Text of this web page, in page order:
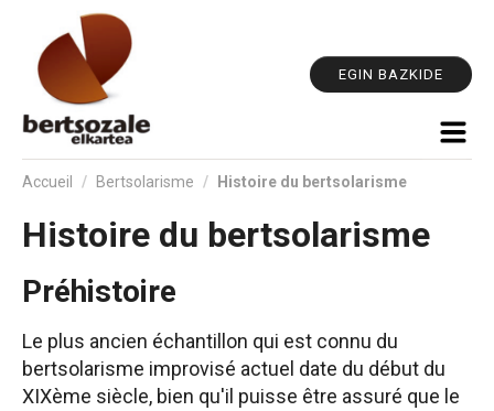
contenu.
Aller
la
EGIN BAZKIDE
Accueil / Bertsolarisme / Histoire du bertsolarisme
Histoire du bertsolarisme
Préhistoire
Le plus ancien échantillon qui est connu du
bertsolarisme improvisé actuel date du début du
XIXème siècle, bien qu'il puisse être assuré que le